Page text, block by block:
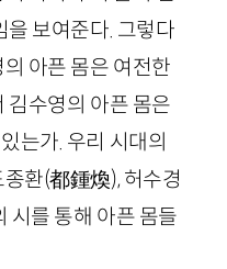
을 보여준다. 그렇다
아픈 몸은 여전한
김수영의 아픈 몸은
는가. 우리 시대의
종환(都鍾煥), 허수경
시를 통해 아픈 몸들